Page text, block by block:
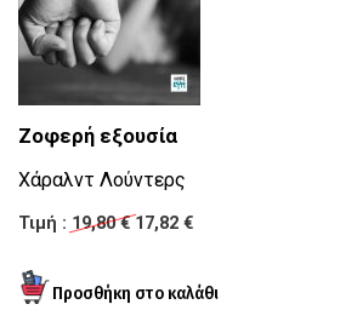
Ζοφερή εξουσία
Χάραλντ Λούντερς
Τιμή : 19,80 €17,82 €